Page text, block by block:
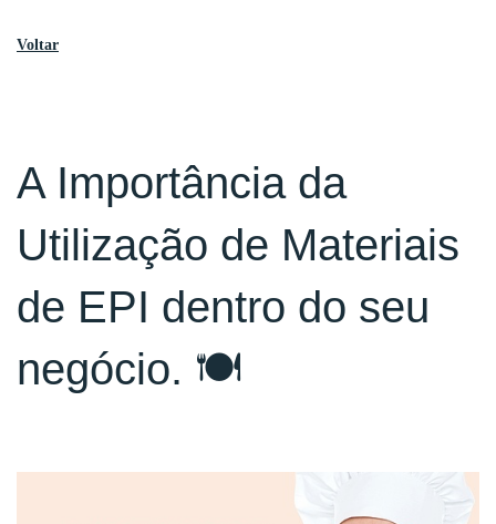
Voltar
A Importância da
Utilização de Materiais
de EPI dentro do seu
negócio. 🍽️